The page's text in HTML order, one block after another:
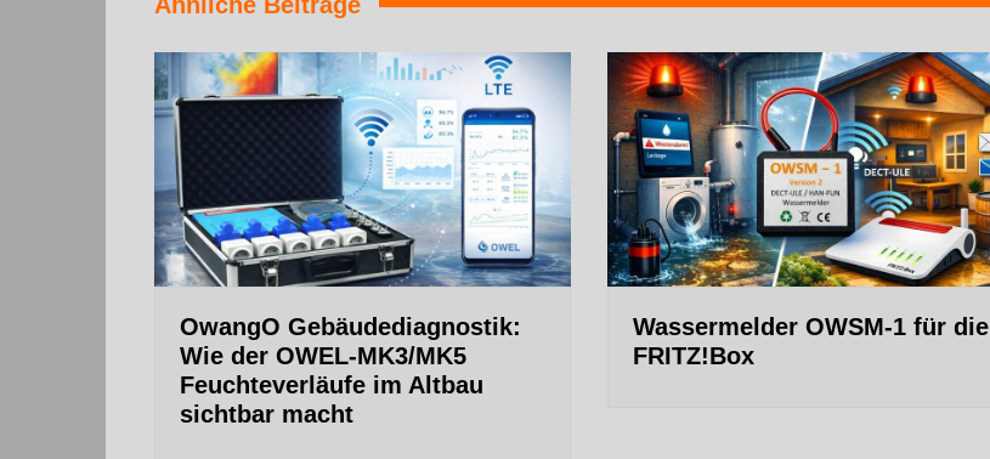
OwangO Gebäudediagnostik:
Wie der OWEL‑MK3/MK5
Feuchteverläufe im Altbau
sichtbar macht
Wassermelder OWSM‑1 für die
FRITZ!Box